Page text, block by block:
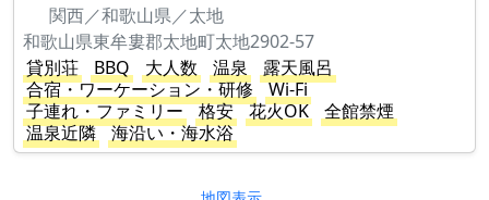
関西／和歌山県／太地
和歌山県東牟婁郡太地町太地2902-57
貸別荘
BBQ 大人数 温泉
露天風呂
合宿・ワーケーション・研修
Wi-Fi
子連れ・ファミリー
格安 花火OK
全館禁煙
温泉近隣
海沿い・海水浴